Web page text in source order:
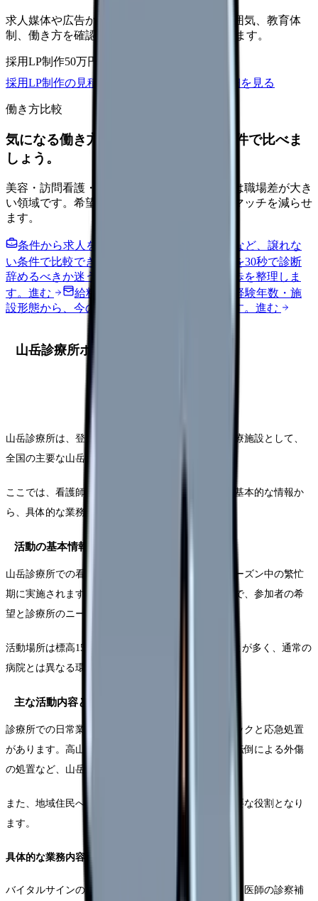
求人媒体や広告から来た看護師が、職場の雰囲気、教育体
制、働き方を確認して応募できるLPを設計します。
採用LP制作50万円〜
採用LP制作の見積もりを依頼
サービス詳細を見る
働き方比較
気になる働き方を、求人を見る前に条件で比べま
しょう。
美容・訪問看護・クリニック・夜勤なしなどは職場差が大き
い領域です。希望条件を先に整理するとミスマッチを減らせ
ます。
条件から求人を見る
夜勤回数・残業・通勤など、譲れな
い条件で比較できます。
職場の悩みを30秒で診断
辞めるべきか迷う前に、悩みの種類と次の一歩を整理しま
す。 進む 給料コンパスで比較する
地域・経験年数・施
設形態から、今の給料の現在地を確認できます。 進む
山岳診療所ボランティアの活動概要
山岳診療所は、登山者の安全と健康を守る重要な医療施設として、
全国の主要な山岳地域に設置されています。
ここでは、看護師ボランティアとして活動する際の基本的な情報か
ら、具体的な業務内容まで詳しくご説明します。
活動の基本情報
山岳診療所での看護師ボランティア活動は、通常シーズン中の繁忙
期に実施されます。活動期間は1週間から1ヶ月単位で、参加者の希
望と診療所のニーズに応じて調整されます。
活動場所は標高1500m以上の山岳地域に位置することが多く、通常の
病院とは異なる環境での医療提供が求められます。
主な活動内容と役割
診療所での日常業務として、まず登山者の健康チェックと応急処置
があります。高山病の症状を訴える方への対応や、転倒による外傷
の処置など、山岳特有の医療ニーズに対応します。
また、地域住民への健康相談や予防医療の提供も重要な役割となり
ます。
具体的な業務内容
バイタルサインの測定と記録、問診票の作成と管理、医師の診察補